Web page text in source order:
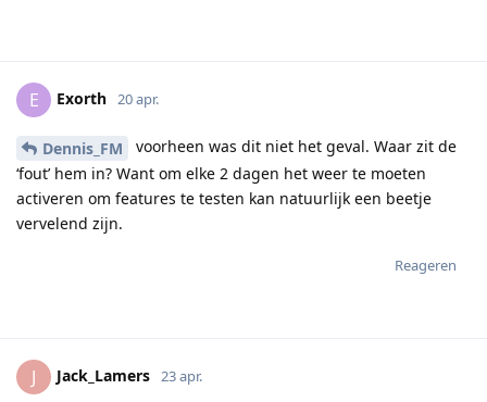
E Exorth 20 apr.
Dennis_FM
voorheen was dit niet het geval. Waar zit de
‘fout’ hem in? Want om elke 2 dagen het weer te moeten
activeren om features te testen kan natuurlijk een beetje
vervelend zijn.
Reageren
J Jack_Lamers 23 apr.